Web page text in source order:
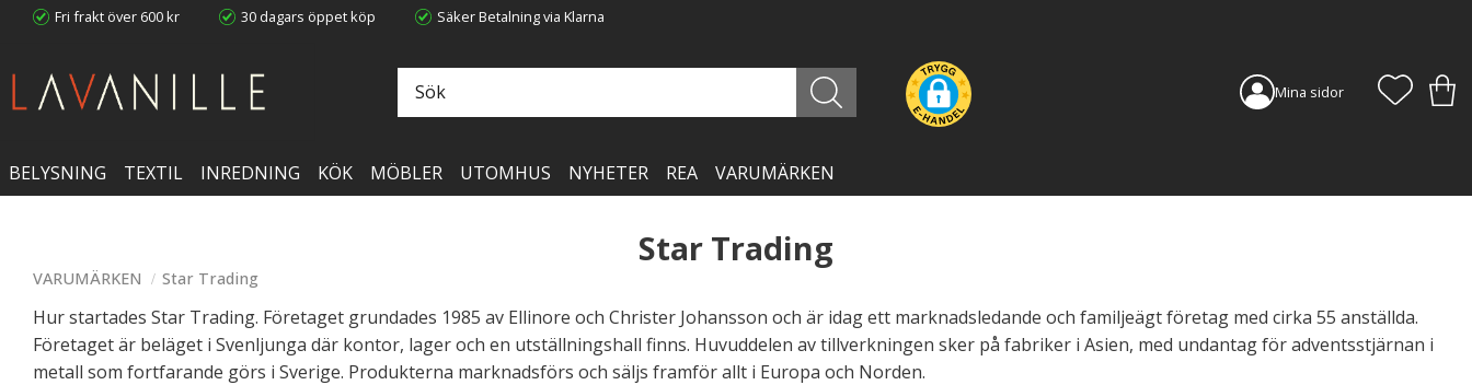
Fri frakt över 600 kr 30 dagars öppet köp Säker Betalning via Klarna
Mina sidor
BELYSNING TEXTIL INREDNING KÖK MÖBLER UTOMHUS NYHETER REA VARUMÄRKEN
Star Trading
VARUMÄRKEN Star Trading
Hur startades Star Trading. Företaget grundades 1985 av Ellinore och Christer Johansson och är idag ett marknadsledande och familjeägt företag med cirka 55 anställda.
Företaget är beläget i Svenljunga där kontor, lager och en utställningshall finns. Huvuddelen av tillverkningen sker på fabriker i Asien, med undantag för adventsstjärnan i
metall som fortfarande görs i Sverige. Produkterna marknadsförs och säljs framför allt i Europa och Norden.